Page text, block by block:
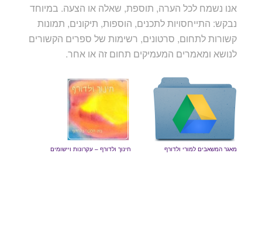
אנו נשמח לכל הערה, תוספת, שאלה או הצעה. במיוחד
נבקש: התייחסויות לתכנים, הוספות, תיקונים, תמונות
קשורות לתחום, סרטונים, רשימות של ספרים הקשורים
לנושא ומאמרים המעמיקים תחום זה או אחר.
חינוך ולדורף – עקרונות ויישומים מאגר המשאבים למורי ולדורף